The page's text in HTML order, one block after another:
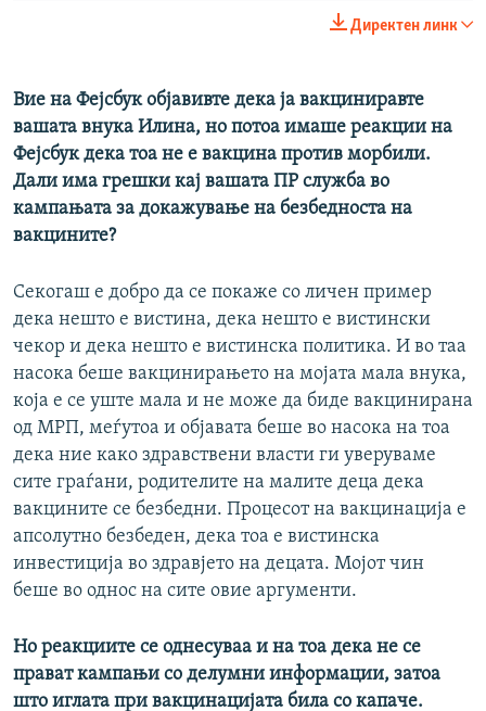
Директен линк
Вие на Фејсбук објавивте дека ја вакциниравте
вашата внука Илина, но потоа имаше реакции на
Фејсбук дека тоа не е вакцина против морбили.
Дали има грешки кај вашата ПР служба во
кампањата за докажување на безбедноста на
вакцините?
Секогаш е добро да се покаже со личен пример
дека нешто е вистина, дека нешто е вистински
чекор и дека нешто е вистинска политика. И во таа
насока беше вакцинирањето на мојата мала внука,
која е се уште мала и не може да биде вакцинирана
од МРП, меѓутоа и објавата беше во насока на тоа
дека ние како здравствени власти ги уверуваме
сите граѓани, родителите на малите деца дека
вакцините се безбедни. Процесот на вакцинација е
апсолутно безбеден, дека тоа е вистинска
инвестиција во здравјето на децата. Мојот чин
беше во однос на сите овие аргументи.
Но реакциите се однесуваа и на тоа дека не се
прават кампањи со делумни информации, затоа
што иглата при вакцинацијата била со капаче.